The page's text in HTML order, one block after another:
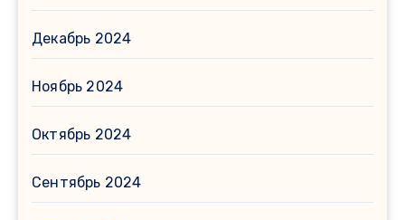
Декабрь 2024
Ноябрь 2024
Октябрь 2024
Сентябрь 2024